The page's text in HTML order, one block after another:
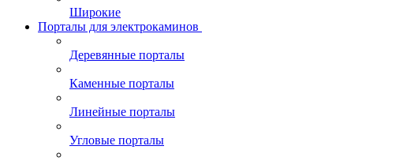
Широкие
Порталы для электрокаминов
Деревянные порталы
Каменные порталы
Линейные порталы
Угловые порталы